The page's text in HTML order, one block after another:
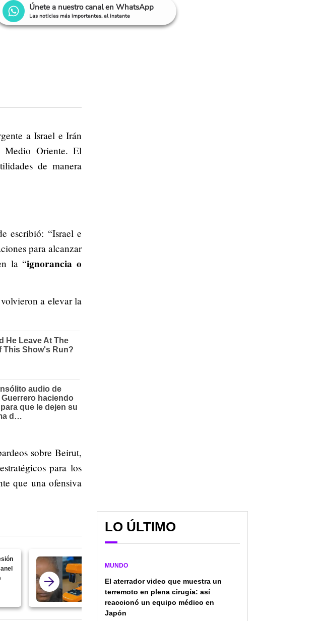
Únete a nuestro canal en WhatsApp
Las noticias más importantes, al instante
a Israel e Irán
Medio Oriente. El
de manera
escribió: “Israel e
para alcanzar
la “ignorancia o
a elevar la
sobre Beirut,
para los
que una ofensiva
infantil enfrenta 12
cargos por
LO ÚLTIMO
MUNDO
El aterrador video que muestra un
terremoto en plena cirugía: así
reaccionó un equipo médico en
Japón